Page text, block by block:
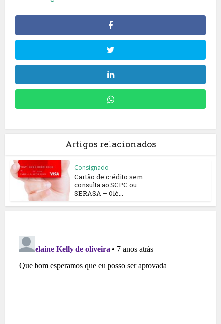
Artigos relacionados
Consignado
Cartão de crédito sem
consulta ao SCPC ou
SERASA – Olé...